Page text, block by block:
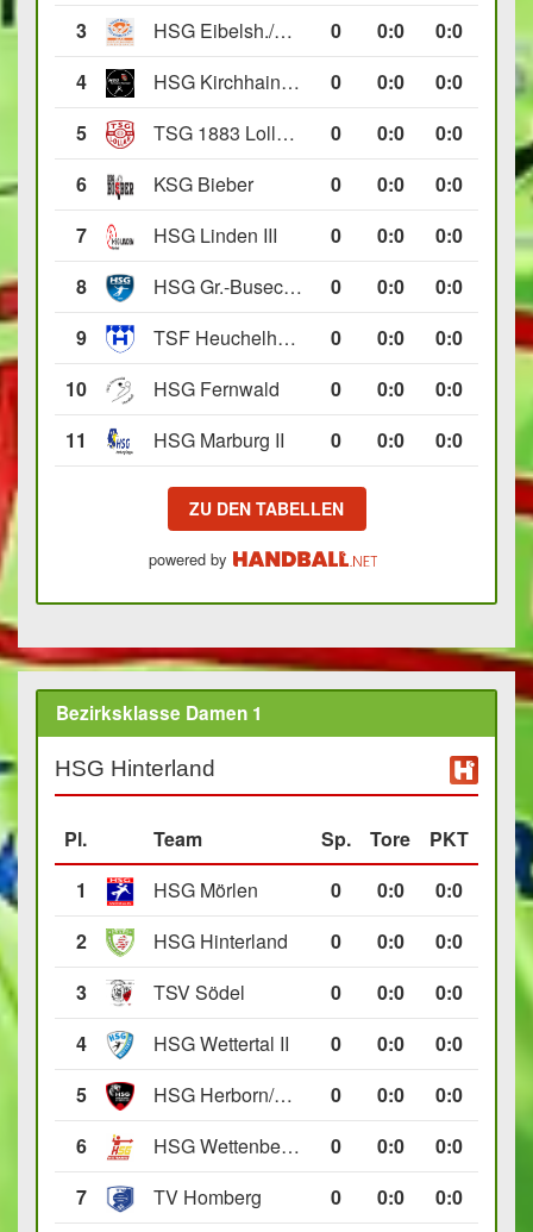
3 HSG Eibelsh./Ewersb. II 0 0:0
0:0
4
HSG Kirchhain/Neustadt II 0 0:0
0:0
5
TSG 1883 Lollar II 0 0:0
0:0
6
KSG Bieber 0 0:0
0:0
7
HSG Linden III 0 0:0
0:0
8
HSG Gr.-Buseck/Beuern II 0 0:0
0:0
9
TSF Heuchelheim II 0 0:0
0:0
10
HSG Fernwald 0 0:0
0:0
11
HSG Marburg II 0 0:0 0:0
ZU DEN TABELLEN
powered by
Bezirksklasse Damen 1
HSG Hinterland
Pl. Team Sp. Tore
PKT
1
HSG Mörlen 0 0:0
0:0
2
HSG Hinterland 0 0:0
0:0
3
TSV Södel 0 0:0
0:0
4
HSG Wettertal II 0 0:0
0:0
5
HSG Herborn/Seelbach 0 0:0
0:0
6
HSG Wettenberg III 0 0:0
0:0
7
TV Homberg 0 0:0
0:0